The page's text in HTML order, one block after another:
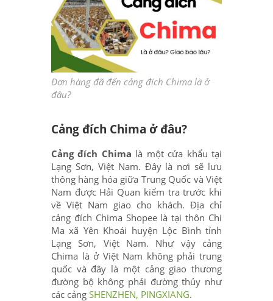
Đơn hàng đã đến cảng đích Chima là ở
đâu?
Cảng đích Chima ở đâu?
Cảng đích Chima là một cửa khẩu tại
Lạng Sơn, Việt Nam. Đây là nơi sẽ lưu
thông hàng hóa giữa Trung Quốc và Việt
Nam được Hải Quan kiểm tra trước khi
về Việt Nam giao cho khách. Địa chỉ
cảng đích Chima Shopee là tại thôn Chi
Ma xã Yên Khoái huyện Lộc Bình tỉnh
Lạng Sơn, Việt Nam. Như vậy cảng
Chima là ở Việt Nam không phải trung
quốc và đây là một cảng giao thương
đường bộ không phải đường thủy như
các cảng SHENZHEN, PINGXIANG.